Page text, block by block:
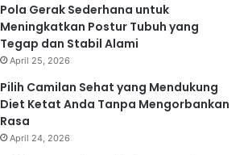
Pola Gerak Sederhana untuk
Meningkatkan Postur Tubuh yang
Tegap dan Stabil Alami
April 25, 2026
Pilih Camilan Sehat yang Mendukung
Diet Ketat Anda Tanpa Mengorbankan
Rasa
April 24, 2026